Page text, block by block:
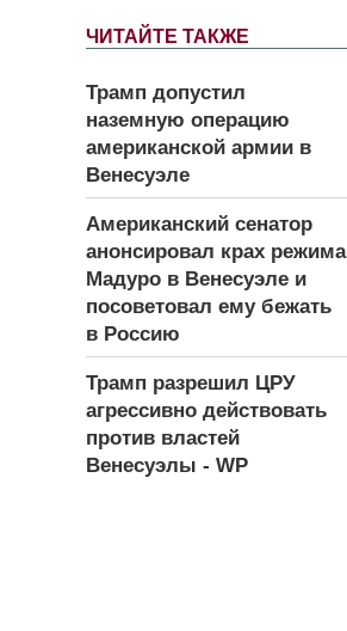
ЧИТАЙТЕ ТАКЖЕ
Трамп допустил
наземную операцию
американской армии в
Венесуэле
Американский сенатор
анонсировал крах режима
Мадуро в Венесуэле и
посоветовал ему бежать
в Россию
Трамп разрешил ЦРУ
агрессивно действовать
против властей
Венесуэлы - WP